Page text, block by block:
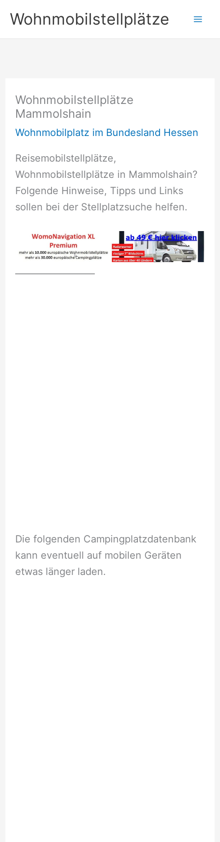
Inhalt
springen
Wohnmobilstellplätze
Wohnmobilstellplätze
Mammolshain
Wohnmobilplatz im Bundesland Hessen
Reisemobilstellplätze,
Wohnmobilstellplätze in Mammolshain?
Folgende Hinweise, Tipps und Links
sollen bei der Stellplatzsuche helfen.
Die folgenden Campingplatzdatenbank
kann eventuell auf mobilen Geräten
etwas länger laden.